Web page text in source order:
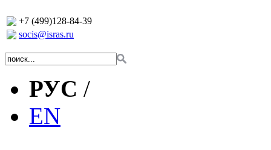
+7 (499)128-84-39
socis@isras.ru
РУС /
EN